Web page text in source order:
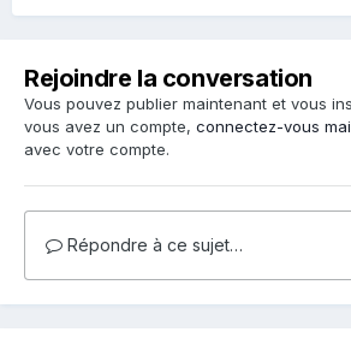
Rejoindre la conversation
Vous pouvez publier maintenant et vous
vous avez un compte, connectez-vous
avec votre compte.
Répondre à ce sujet…